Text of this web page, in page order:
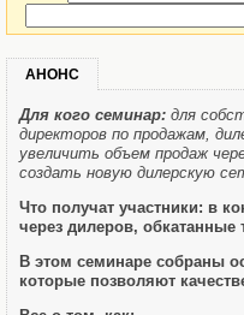
АНОНС
Для кого семинар: для
директоров по продажам,
увеличить объем продаж
создать новую дилерскую
Что получат участники: в
через дилеров, обкатанные
В этом семинаре собраны
которые позволяют